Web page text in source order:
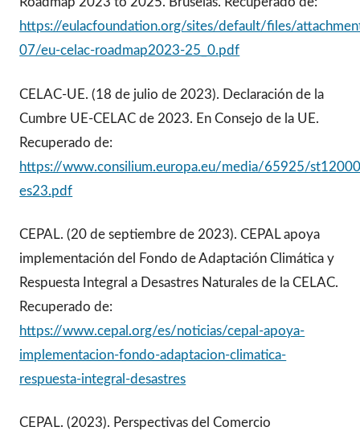
https://eulacfoundation.org/sites/default/files/
07/eu-celac-roadmap2023-25_0.pdf
CELAC-UE. (18 de julio de 2023). Declaración de la
Cumbre UE-CELAC de 2023. En Consejo de la UE.
Recuperado de:
https://www.consilium.europa.eu/media/65925/
es23.pdf
CEPAL. (20 de septiembre de 2023). CEPAL apoya
implementación del Fondo de Adaptación Climática y
Respuesta Integral a Desastres Naturales de la CELAC.
Recuperado de:
https://www.cepal.org/es/noticias/cepal-apoya-
implementacion-fondo-adaptacion-climatica-
respuesta-integral-desastres
CEPAL. (2023). Perspectivas del Comercio